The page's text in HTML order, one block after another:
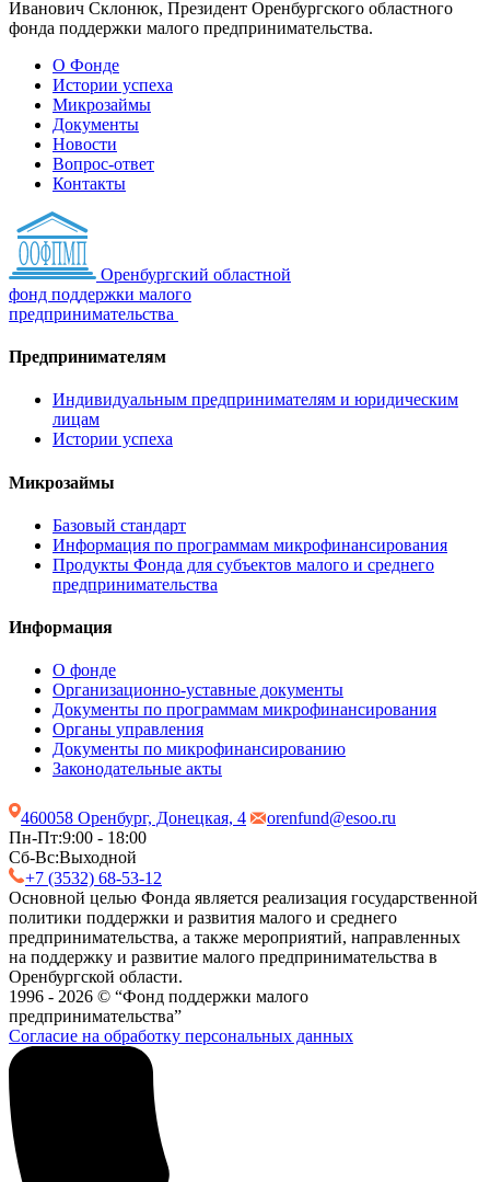
Иванович Склонюк, Президент Оренбургского областного
фонда поддержки малого предпринимательства.
О Фонде
Истории успеха
Микрозаймы
Документы
Новости
Вопрос-ответ
Контакты
Оренбургский областной
фонд поддержки малого
предпринимательства
Предпринимателям
Индивидуальным предпринимателям и юридическим
лицам
Истории успеха
Микрозаймы
Базовый стандарт
Информация по программам микрофинансирования
Продукты Фонда для субъектов малого и среднего
предпринимательства
Информация
О фонде
Организационно-уставные документы
Документы по программам микрофинансирования
Органы управления
Документы по микрофинансированию
Законодательные акты
460058 Оренбург, Донецкая, 4
orenfund@esoo.ru
Пн-Пт:9:00 - 18:00
Сб-Вс:Выходной
+7 (3532) 68-53-12
Основной целью Фонда является реализация государственной
политики поддержки и развития малого и среднего
предпринимательства, а также мероприятий, направленных
на поддержку и развитие малого предпринимательства в
Оренбургской области.
1996 - 2026 © “Фонд поддержки малого
предпринимательства”
Согласие на обработку персональных данных